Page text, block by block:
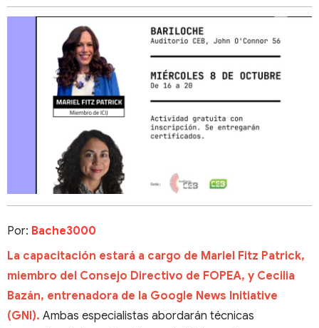
Por: Bache3000
La capacitación estará a cargo de Mariel Fitz Patrick,
miembro del Consejo Directivo de FOPEA, y Cecilia
Bazán, entrenadora de la Google News Initiative
(GNI). Ambas especialistas abordarán técnicas